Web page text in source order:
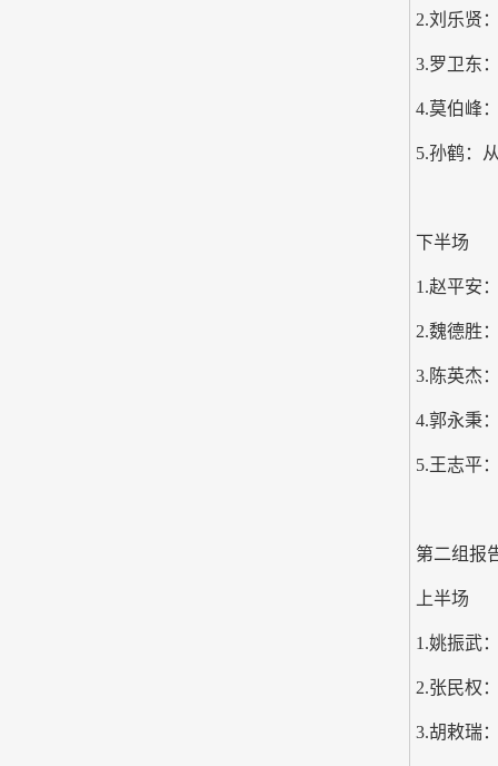
2.刘乐贤
3.罗卫东
4.莫伯峰
5.孙鹤：
下半场
1.赵平安
2.魏德胜
3.陈英杰
4.郭永秉
5.王志平
第二组报
上半场
1.姚振武
2.张民权
3.胡敕瑞